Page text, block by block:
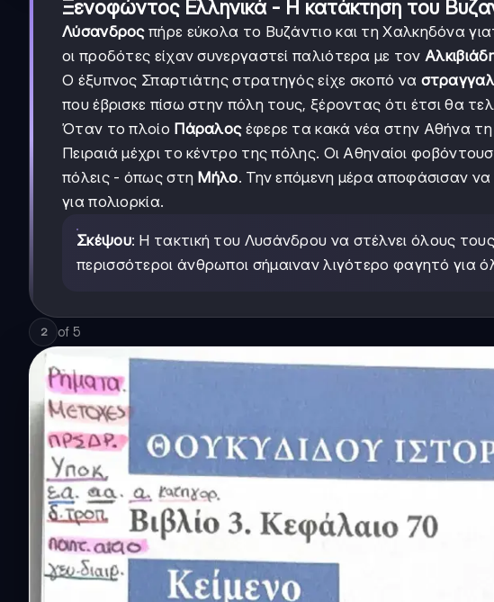
Ξενοφώντος Ελληνικά - Η κατάκτηση του
Λύσανδροςπήρε εύκολα το Βυζάντιο και τη Χαλκηδόνα
οι προδότες είχαν συνεργαστεί παλιότερα με τον
Ο έξυπνος Σπαρτιάτης στρατηγός είχε σκοπό να
που έβρισκε πίσω στην πόλη τους, ξέροντας ότι έτσι θα
Όταν το πλοίο Πάραλοςέφερε τα κακά νέα στην Αθήνα τη
Πειραιά μέχρι το κέντρο της πόλης. Οι Αθηναίοι
πόλεις - όπως στη Μήλο. Την επόμενη μέρα αποφάσισαν να
για πολιορκία.
Σκέψου: Η τακτική του Λυσάνδρου να στέλνει όλους
περισσότεροι άνθρωποι σήμαιναν λιγότερο φαγητό για
2 of 5